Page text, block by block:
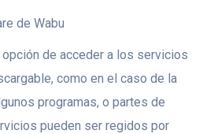
de Wabu
de acceder a los servicios
como en el caso de la
programas, o partes de
pueden ser regidos por